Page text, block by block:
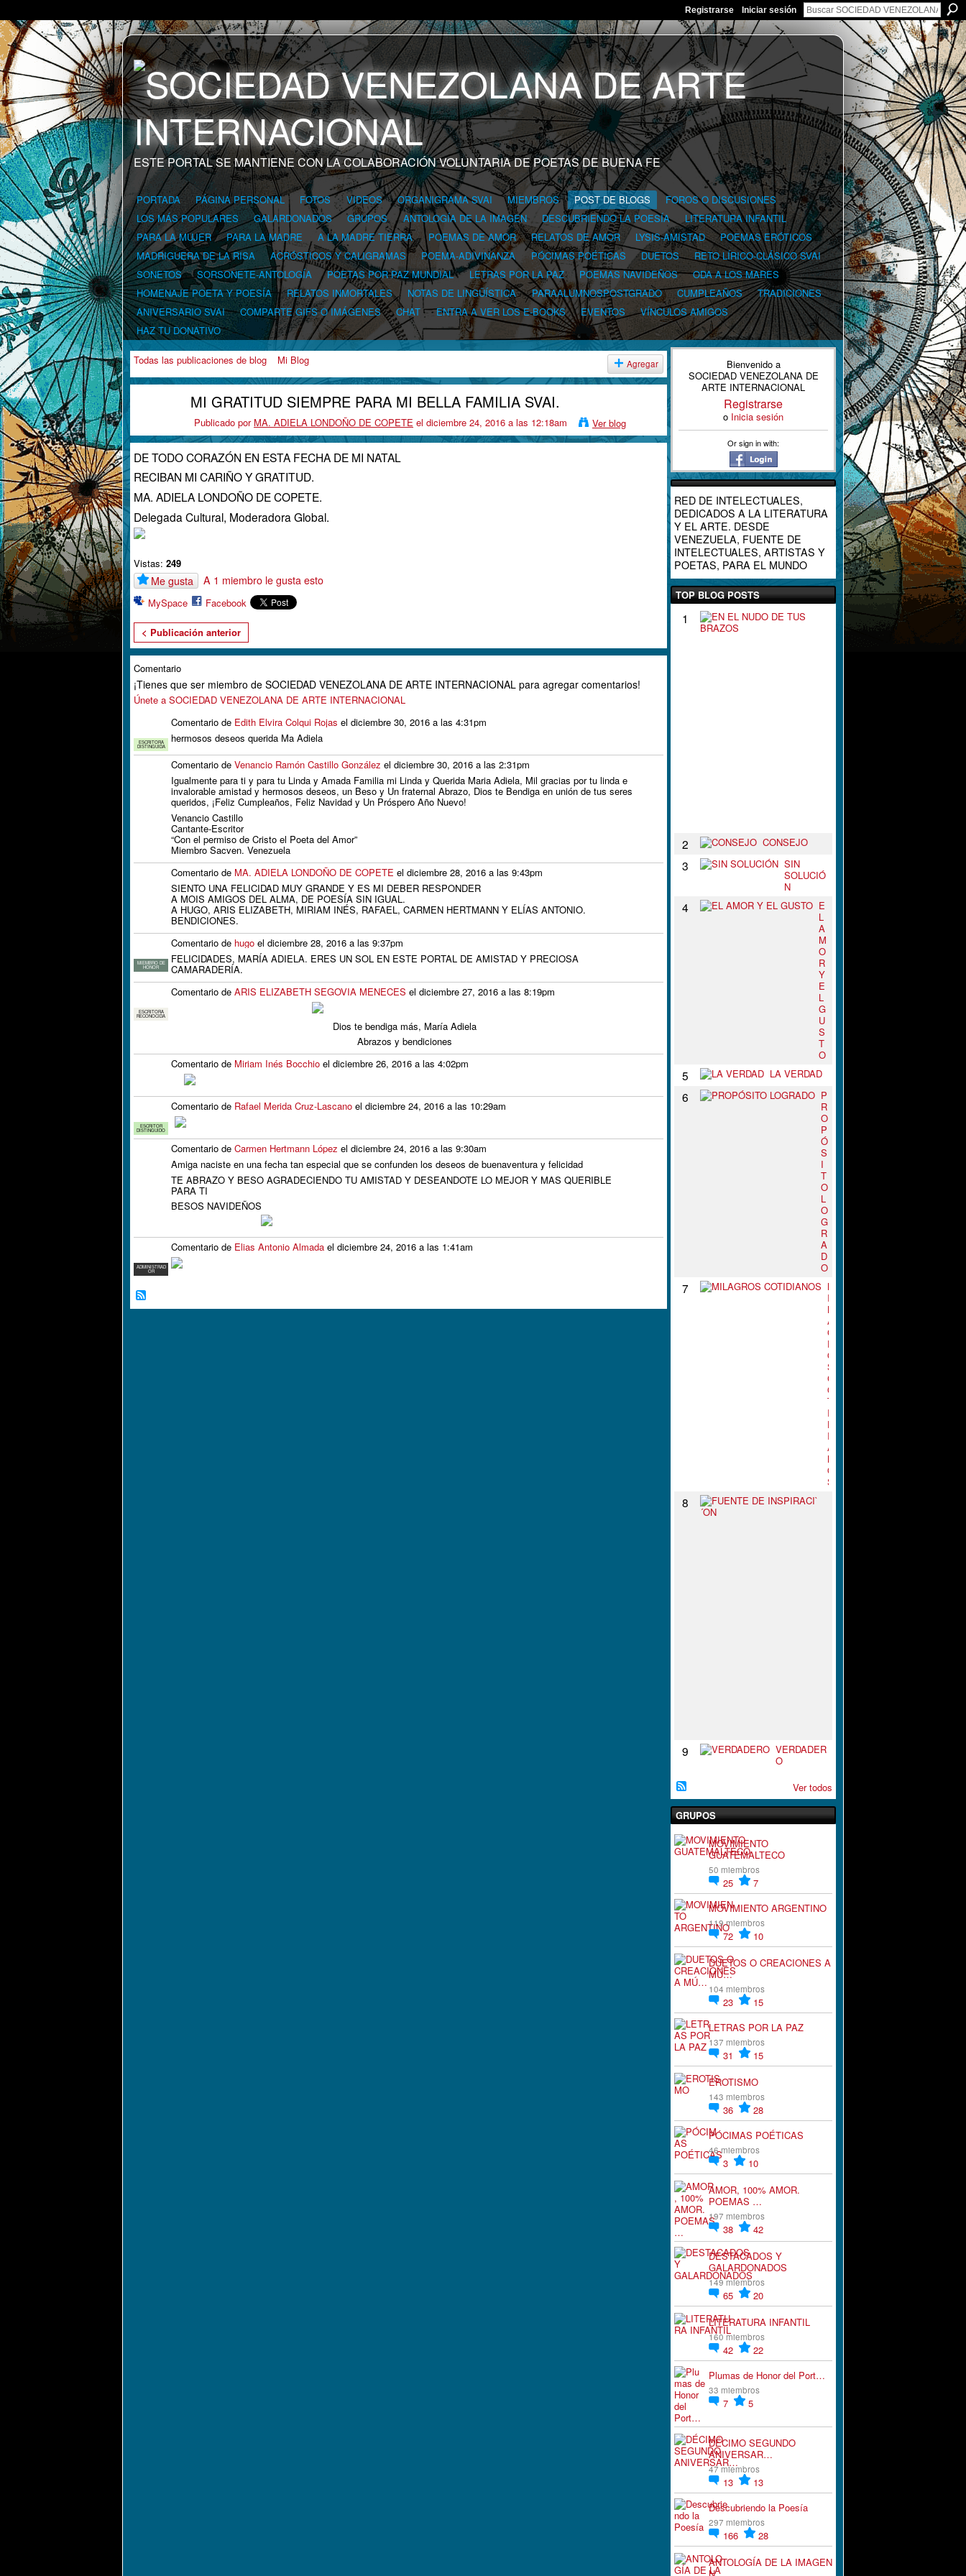
Registrarse Iniciar sesión
ESTE PORTAL SE MANTIENE CON LA COLABORACIÓN VOLUNTARIA DE POETAS DE BUENA FE
PORTADA PÁGINA PERSONAL FOTOS VIDEOS ORGANIGRAMA SVAI MIEMBROS POST DE BLOGS
FOROS O DISCUSIONES
LOS MÁS POPULARES
GALARDONADOS GRUPOS ANTOLOGÍA DE LA IMAGEN DESCUBRIENDO LA POESÍA
LITERATURA INFANTIL
PARA LA MUJER
PARA LA MADRE A LA MADRE TIERRA POEMAS DE AMOR RELATOS DE AMOR LYSIS-AMISTAD
POEMAS ERÓTICOS
MADRIGUERA DE LA RISA
ACRÓSTICOS Y CALIGRAMAS POEMA-ADIVINANZA PÓCIMAS POÉTICAS DUETOS
RETO LÍRICO-CLÁSICO SVAI
SONETOS
SORSONETE-ANTOLOGÍA POETAS POR PAZ MUNDIAL LETRAS POR LA PAZ POEMAS NAVIDEÑOS
ODA A LOS MARES
HOMENAJE POETA Y POESÍA
RELATOS INMORTALES NOTAS DE LINGÜÍSTICA PARAALUMNOSPOSTGRADO CUMPLEAÑOS
TRADICIONES
ANIVERSARIO SVAI
COMPARTE GIFS O IMÁGENES CHAT ENTRA A VER LOS E-BOOKS EVENTOS
VÍNCULOS AMIGOS
HAZ TU DONATIVO
Todas las publicaciones de blog Mi Blog Agregar
MI GRATITUD SIEMPRE PARA MI BELLA FAMILIA SVAI.
Publicado por MA. ADIELA LONDOÑO DE COPETE el diciembre 24, 2016 a las 12:18am Ver blog
DE TODO CORAZÓN EN ESTA FECHA DE MI NATAL
RECIBAN MI CARIÑO Y GRATITUD.
MA. ADIELA LONDOÑO DE COPETE.
Delegada Cultural, Moderadora Global.
Vistas: 249
Me gusta A 1 miembro le gusta esto
MySpace Facebook
< Publicación anterior
Comentario
¡Tienes que ser miembro de SOCIEDAD VENEZOLANA DE ARTE INTERNACIONAL para agregar comentarios!
Únete a SOCIEDAD VENEZOLANA DE ARTE INTERNACIONAL
ESCRITORA
DISTINGUIDA
Comentario de Edith Elvira Colqui Rojas el diciembre 30, 2016 a las 4:31pm
hermosos deseos querida Ma Adiela
Comentario de Venancio Ramón Castillo González el diciembre 30, 2016 a las 2:31pm
Igualmente para ti y para tu Linda y Amada Familia mi Linda y Querida Maria Adiela, Mil gracias por tu linda e
invalorable amistad y hermosos deseos, un Beso y Un fraternal Abrazo, Dios te Bendiga en unión de tus seres
queridos, ¡Feliz Cumpleaños, Feliz Navidad y Un Próspero Año Nuevo!
Venancio Castillo
Cantante-Escritor
“Con el permiso de Cristo el Poeta del Amor”
Miembro Sacven. Venezuela
Comentario de MA. ADIELA LONDOÑO DE COPETE el diciembre 28, 2016 a las 9:43pm
SIENTO UNA FELICIDAD MUY GRANDE Y ES MI DEBER RESPONDER
A MOIS AMIGOS DEL ALMA, DE POESÍA SIN IGUAL.
A HUGO, ARIS ELIZABETH, MIRIAM INÉS, RAFAEL, CARMEN HERTMANN Y ELÍAS ANTONIO.
BENDICIONES.
MIEMBRO DE
HONOR
Comentario de hugo el diciembre 28, 2016 a las 9:37pm
FELICIDADES, MARÍA ADIELA. ERES UN SOL EN ESTE PORTAL DE AMISTAD Y PRECIOSA
CAMARADERÍA.
ESCRITORA
RECONOCIDA
Comentario de ARIS ELIZABETH SEGOVIA MENECES el diciembre 27, 2016 a las 8:19pm
Dios te bendiga más, María Adiela
Abrazos y bendiciones
Comentario de Miriam Inés Bocchio el diciembre 26, 2016 a las 4:02pm
ESCRITOR
DISTINGUIDO
Comentario de Rafael Merida Cruz-Lascano el diciembre 24, 2016 a las 10:29am
Comentario de Carmen Hertmann López el diciembre 24, 2016 a las 9:30am
Amiga naciste en una fecha tan especial que se confunden los deseos de buenaventura y felicidad
TE ABRAZO Y BESO AGRADECIENDO TU AMISTAD Y DESEANDOTE LO MEJOR Y MAS QUERIBLE
PARA TI
BESOS NAVIDEÑOS
ADMINISTRAD
OR
Comentario de Elias Antonio Almada el diciembre 24, 2016 a las 1:41am
Bienvenido a
SOCIEDAD VENEZOLANA DE
ARTE INTERNACIONAL
Registrarse
o Inicia sesión
Or sign in with:
RED DE INTELECTUALES,
DEDICADOS A LA LITERATURA
Y EL ARTE. DESDE
VENEZUELA, FUENTE DE
INTELECTUALES, ARTISTAS Y
POETAS, PARA EL MUNDO
TOP BLOG POSTS
1
2 CONSEJO
3
SIN
SOLUCIÓ
N
4
E
L
A
M
O
R
Y
E
L
G
U
S
T
O
5 LA VERDAD
6
P
R
O
P
Ó
S
I
T
O
L
O
G
R
A
D
O
7
M
I
L
A
G
R
O
S
C
O
T
I
D
I
A
N
O
8
9
VERDADER
O
Ver todos
GRUPOS
MOVIMIENTO
GUATEMALTECO
50 miembros
25
7
MOVIMIENTO ARGENTINO
119 miembros
72
10
DUETOS O CREACIONES A
MÚ…
104 miembros
23
15
LETRAS POR LA PAZ
137 miembros
31
15
EROTISMO
143 miembros
36
28
PÓCIMAS POÉTICAS
46 miembros
3
10
AMOR, 100% AMOR.
POEMAS …
197 miembros
38
42
DESTACADOS Y
GALARDONADOS
149 miembros
65
20
LITERATURA INFANTIL
160 miembros
42
22
Plumas de Honor del Port…
33 miembros
7 5
DÉCIMO SEGUNDO
ANIVERSAR…
47 miembros
13
13
Descubriendo la Poesía
297 miembros
166
28
ANTOLOGÍA DE LA IMAGEN
N…